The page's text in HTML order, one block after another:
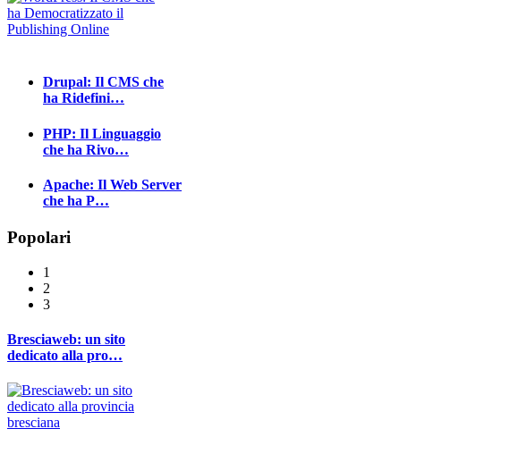
Drupal: Il CMS che
ha Ridefini…
PHP: Il Linguaggio
che ha Rivo…
Apache: Il Web Server
che ha P…
Popolari
1
2
3
Bresciaweb: un sito
dedicato alla pro…